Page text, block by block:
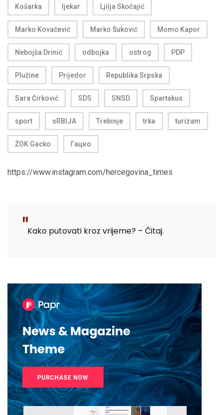
Košarka ljekar Ljilja Skočajić
Marko Kovačević Marko Šuković Momo Kapor
Nebojša Drinić odbojka ostrog PDP
Plužine Prijedor Republika Srpska
Sara Ćirković SDS SNSD Spartakus
sport sRBIJA Trebinje trka turizam
ŽOK Gacko Гацко
https://www.instagram.com/hercegovina_times
Kako putovati kroz vrijeme? – Čitaj.